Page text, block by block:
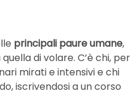
principali paure umane,
di volare. C’è chi, per
mirati e intensivi e chi
iscrivendosi a un corso